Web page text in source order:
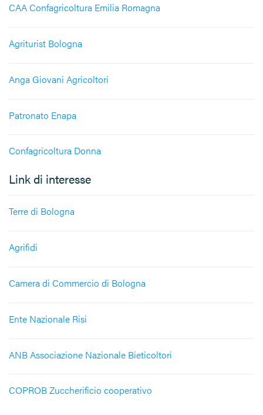
CAA Confagricoltura Emilia Romagna
Agriturist Bologna
Anga Giovani Agricoltori
Patronato Enapa
Confagricoltura Donna
Link di interesse
Terre di Bologna
Agrifidi
Camera di Commercio di Bologna
Ente Nazionale Risi
ANB Associazione Nazionale Bieticoltori
COPROB Zuccherificio cooperativo